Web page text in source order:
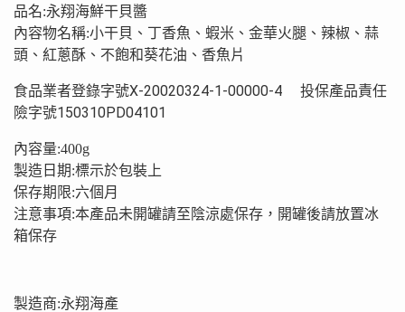
品名:永翔海鮮干貝醬
內容物名稱:小干貝、丁香魚、蝦米、金華火腿、辣椒、蒜
頭、紅蔥酥、不飽和葵花油、香魚片
食品業者登錄字號X-20020324-1-00000-4 投保產品責任
險字號150310PD04101
內容量:400g
製造日期:標示於包裝上
保存期限:六個月
注意事項:本產品未開罐請至陰涼處保存，開罐後請放置冰
箱保存
製造商:永翔海產